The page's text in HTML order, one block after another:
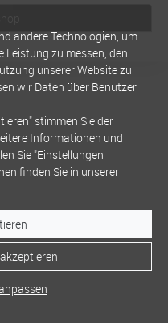
andere Technologien, um
Leistung zu messen, den
unserer Website zu
wir Daten über Benutzer
stimmen Sie der
Informationen und
Sie "Einstellungen
finden Sie in unserer